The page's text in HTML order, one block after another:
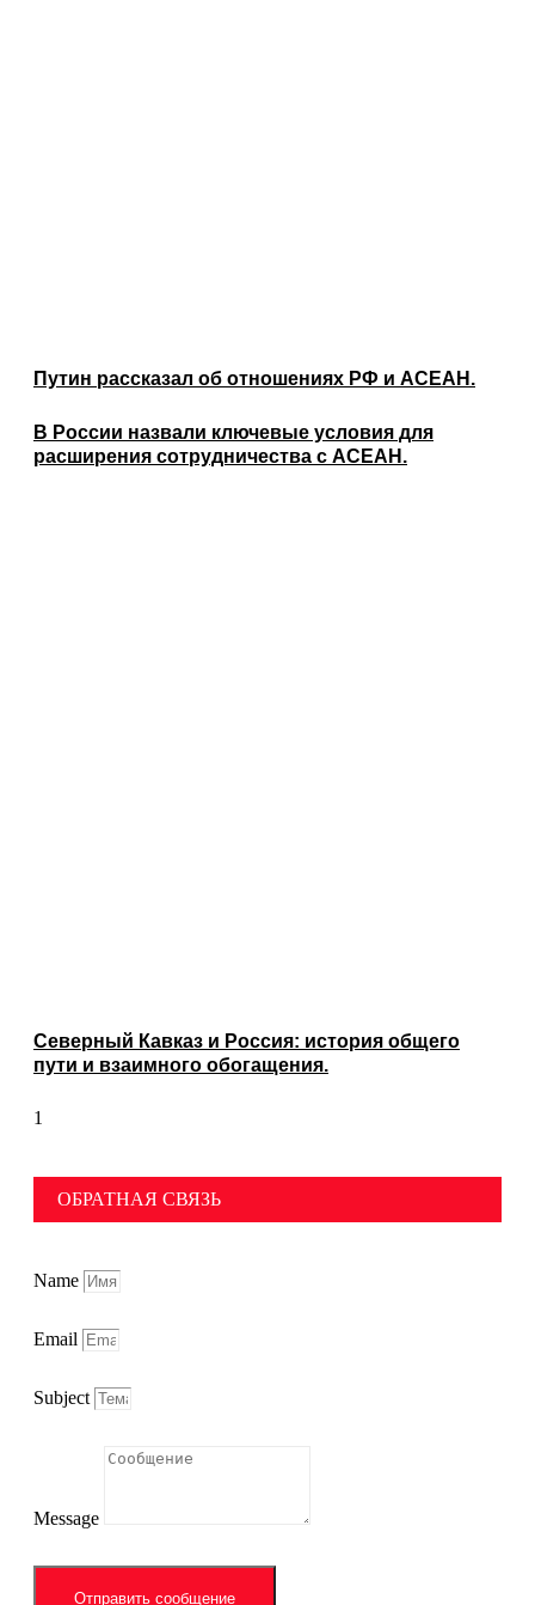
Путин рассказал об отношениях РФ и АСЕАН.
В России назвали ключевые условия для
расширения сотрудничества с АСЕАН.
Северный Кавказ и Россия: история общего
пути и взаимного обогащения.
ОБРАТНАЯ СВЯЗЬ
Name
Email
Subject
Message
Отправить сообщение